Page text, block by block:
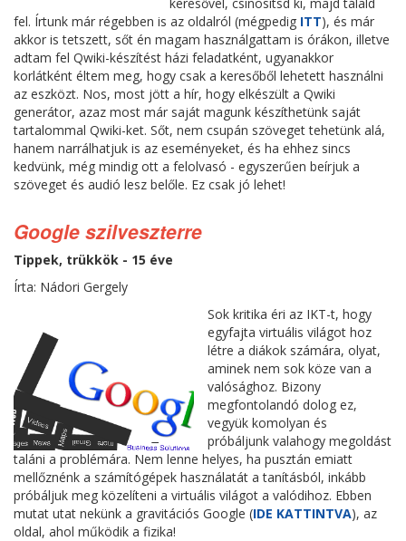
fel. Írtunk már régebben is az oldalról (mégpedig ITT), és már
akkor is tetszett, sőt én magam használgattam is órákon, illetve
adtam fel Qwiki-készítést házi feladatként, ugyanakkor
korlátként éltem meg, hogy csak a keresőből lehetett használni
az eszközt. Nos, most jött a hír, hogy elkészült a Qwiki
generátor, azaz most már saját magunk készíthetünk saját
tartalommal Qwiki-ket. Sőt, nem csupán szöveget tehetünk alá,
hanem narrálhatjuk is az eseményeket, és ha ehhez sincs
kedvünk, még mindig ott a felolvasó - egyszerűen beírjuk a
szöveget és audió lesz belőle. Ez csak jó lehet!
Google szilveszterre
Tippek, trükkök - 15 éve
Írta: Nádori Gergely
Sok kritika éri az IKT-t, hogy
egyfajta virtuális világot hoz
létre a diákok számára, olyat,
aminek nem sok köze van a
valósághoz. Bizony
megfontolandó dolog ez,
vegyük komolyan és
próbáljunk valahogy megoldást
taláni a problémára. Nem lenne helyes, ha pusztán emiatt
mellőznénk a számítógépek használatát a tanításból, inkább
próbáljuk meg közelíteni a virtuális világot a valódihoz. Ebben
mutat utat nekünk a gravitációs Google (IDE KATTINTVA), az
oldal, ahol működik a fizika!